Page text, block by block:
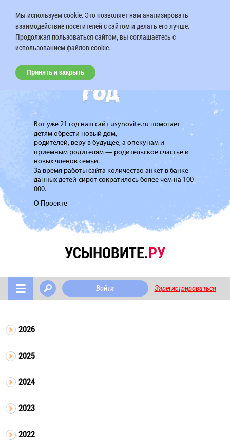
Вот уже 21 год наш сайт usynovite.ru помогает
детям обрести новый дом,
родителей, веру в будущее, а опекунам и
приемным родителям — родительское счастье и
новых членов семьи.
За время работы сайта количество анкет в банке
данных детей-сирот сократилось более чем на 100
000.
О Проекте
УСЫНОВИТЕ.РУ
Войти Зарегистрироваться
2026
2025
2024
2023
2022
Мы используем cookie. Это позволяет нам анализировать
взаимодействие посетителей с сайтом и делать его лучше.
Продолжая пользоваться сайтом, вы соглашаетесь с
использованием файлов cookie.
Принять и закрыть